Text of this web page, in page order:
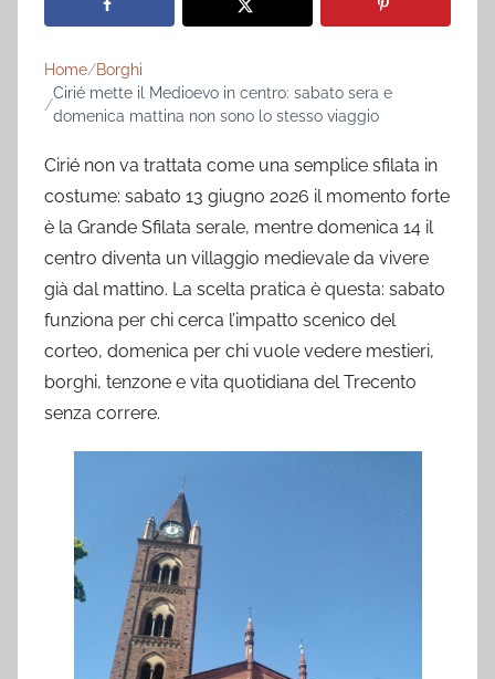
Home
Borghi
Cirié mette il Medioevo in centro: sabato sera e
domenica mattina non sono lo stesso viaggio
Cirié non va trattata come una semplice sfilata in
costume: sabato 13 giugno 2026 il momento forte
è la Grande Sfilata serale, mentre domenica 14 il
centro diventa un villaggio medievale da vivere
già dal mattino. La scelta pratica è questa: sabato
funziona per chi cerca l’impatto scenico del
corteo, domenica per chi vuole vedere mestieri,
borghi, tenzone e vita quotidiana del Trecento
senza correre.